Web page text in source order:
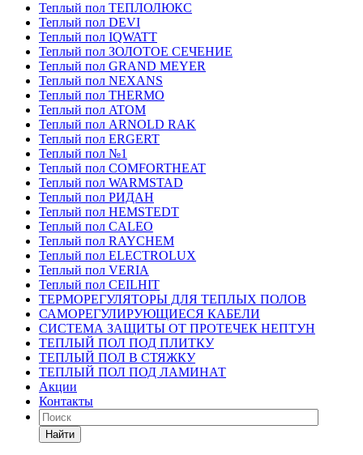
Теплый пол ТЕПЛОЛЮКС
Теплый пол DEVI
Теплый пол IQWATT
Теплый пол ЗОЛОТОЕ СЕЧЕНИЕ
Теплый пол GRAND MEYER
Теплый пол NEXANS
Теплый пол THERMO
Теплый пол ATOM
Теплый пол ARNOLD RAK
Теплый пол ERGERT
Теплый пол №1
Теплый пол COMFORTHEAT
Теплый пол WARMSTAD
Теплый пол РИДАН
Теплый пол HEMSTEDT
Теплый пол CALEO
Теплый пол RAYCHEM
Теплый пол ELECTROLUX
Теплый пол VERIA
Теплый пол CEILHIT
ТЕРМОРЕГУЛЯТОРЫ ДЛЯ ТЕПЛЫХ ПОЛОВ
САМОРЕГУЛИРУЮЩИЕСЯ КАБЕЛИ
СИСТЕМА ЗАЩИТЫ ОТ ПРОТЕЧЕК НЕПТУН
ТЕПЛЫЙ ПОЛ ПОД ПЛИТКУ
ТЕПЛЫЙ ПОЛ В СТЯЖКУ
ТЕПЛЫЙ ПОЛ ПОД ЛАМИНАТ
Акции
Контакты
Найти